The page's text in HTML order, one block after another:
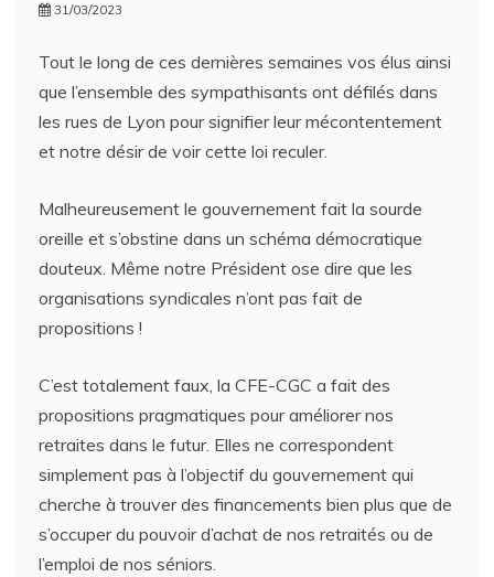
31/03/2023
Tout le long de ces dernières semaines vos élus ainsi
que l’ensemble des sympathisants ont défilés dans
les rues de Lyon pour signifier leur mécontentement
et notre désir de voir cette loi reculer.
Malheureusement le gouvernement fait la sourde
oreille et s’obstine dans un schéma démocratique
douteux. Même notre Président ose dire que les
organisations syndicales n’ont pas fait de
propositions !
C’est totalement faux, la CFE-CGC a fait des
propositions pragmatiques pour améliorer nos
retraites dans le futur. Elles ne correspondent
simplement pas à l’objectif du gouvernement qui
cherche à trouver des financements bien plus que de
s’occuper du pouvoir d’achat de nos retraités ou de
l’emploi de nos séniors.